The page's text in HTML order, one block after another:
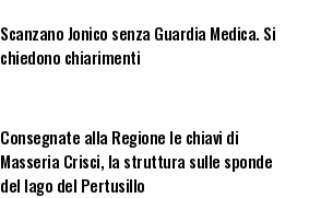
Scanzano Jonico senza Guardia Medica. Si
chiedono chiarimenti
Consegnate alla Regione le chiavi di
Masseria Crisci, la struttura sulle sponde
del lago del Pertusillo